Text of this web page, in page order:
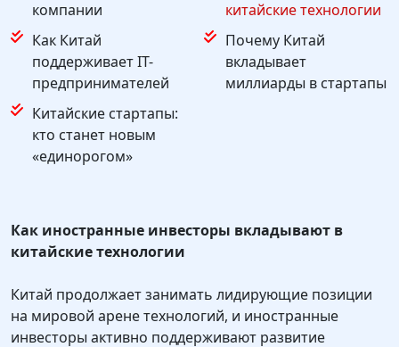
компании
китайские технологии
Как Китай
поддерживает IT-
предпринимателей
Почему Китай
вкладывает
миллиарды в стартапы
Китайские стартапы:
кто станет новым
«единорогом»
Как иностранные инвесторы вкладывают в
китайские технологии
Китай продолжает занимать лидирующие позиции
на мировой арене технологий, и иностранные
инвесторы активно поддерживают развитие